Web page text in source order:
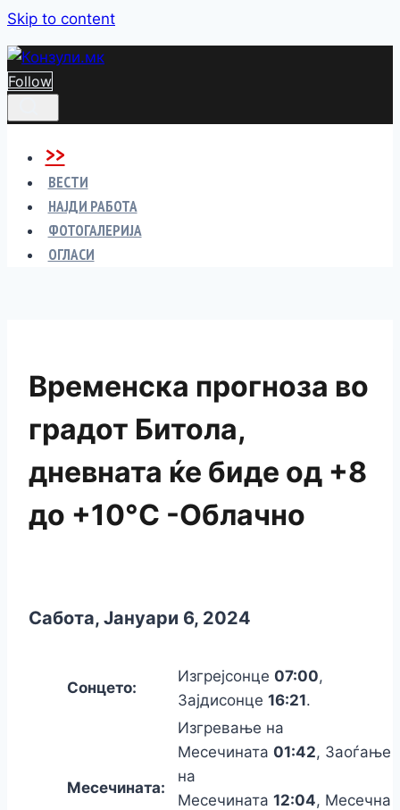
Skip to content
Follow
>>
ВЕСТИ
НАЈДИ РАБОТА
ФОТОГАЛЕРИЈА
ОГЛАСИ
Временска прогноза во
градот Битола,
дневната ќе биде од +8
до +10°C -Облачно
Сабота, Јануари 6, 2024
Сонцето:
Изгрејсонце 07:00,
Зајдисонце 16:21.
Месечината:
Изгревање на
Месечината 01:42, Заоѓање
на
Месечината 12:04, Месечна